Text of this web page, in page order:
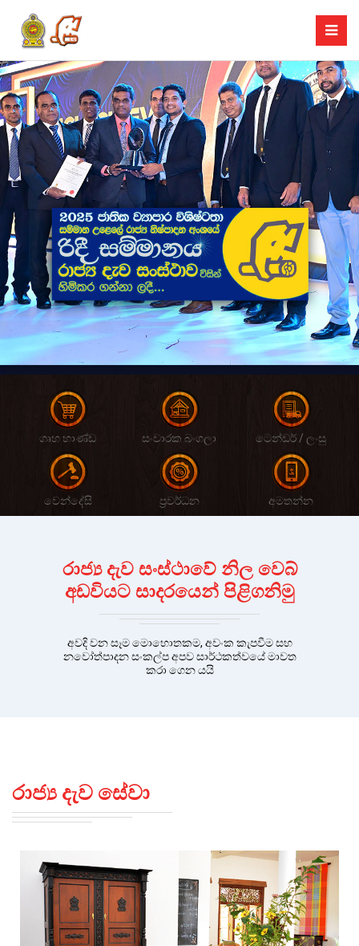
ගෘහ භාණ්ඩ සංචාරක බංගලා ටෙන්ඩර් / ලංසු
වෙන්දේසි ප්‍රවර්ධන අමතන්න
රාජ්‍ය දැව සංස්ථාවේ නිල වෙබ්
අඩවියට සාදරයෙන් පිළිගනිමු
අවදි වන සෑම මොහොතකම, අවංක කැපවීම සහ
නවෝත්පාදන සංකල්ප අපව සාර්ථකත්වයේ මාවත
කරා ගෙන යයි
රාජ්‍ය දැව සේවා